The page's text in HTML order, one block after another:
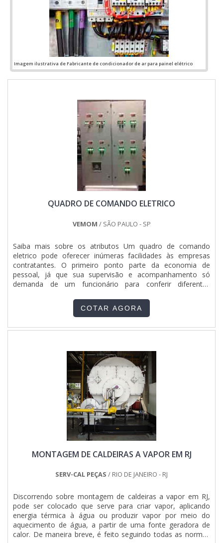
custo-benefício, detalhes primordiais que são deixados de
lado por muitas empresas que não focam na fidelização do
cliente.Esses e outros motivos são a razão pela qual a
Jumper Soluções Industriais é uma empresa que preza pela
segurança quando tratamos do segmento de montagens
eletromecânicas e instalações elétricas. O objetivo é garantir
o que existe de melhor do mercado para garantir o sucesso
dos clientes.GARANTIA E ASSERTIVIDADE NO
soluções para montagens eletromecânicas e instalações
elétricas. Com foco na experiência dos clientes, oferece
itens variados como qgbt elétrica e quadro elétrico industrial
com ótima qualidade e proteção.A empresa conta com um
time de profissionais qualificados para o serviço, além de
investir em equipamentos modernos, que se ajustam a
qualquer necessidade. A Jumper Soluções Industriais é uma
empresa que tem sido apontada de forma positiva no
segmento pela seriedade e qualidade que fecha o ciclo de
entrega com excelência para cada cliente....
Imagem ilustrativa de Fabricante de condicionador de ar para painel elétrico
QUADRO DE COMANDO ELETRICO
VEMOM / SÃO PAULO - SP
Saiba mais sobre os atributos Um quadro de comando
eletrico pode oferecer inúmeras facilidades às empresas
contratantes. O primeiro ponto parte da economia de
pessoal, já que sua supervisão e acompanhamento só
demanda de um funcionário para conferir diferentes
tempo estipulado, mas deve ser assistido de perto para que
nunca aconteçam problemas com a tensão e sobrecarga.
COTAR AGORA
MONTAGEM DE CALDEIRAS A VAPOR EM RJ
SERV-CAL PEÇAS / RIO DE JANEIRO - RJ
Discorrendo sobre montagem de caldeiras a vapor em RJ,
pode ser colocado que serve para criar vapor, aplicando
energia térmica à água ou produzir vapor por meio do
aquecimento de água, a partir de uma fonte geradora de
calor. De maneira breve, é feito seguindo todas as normas